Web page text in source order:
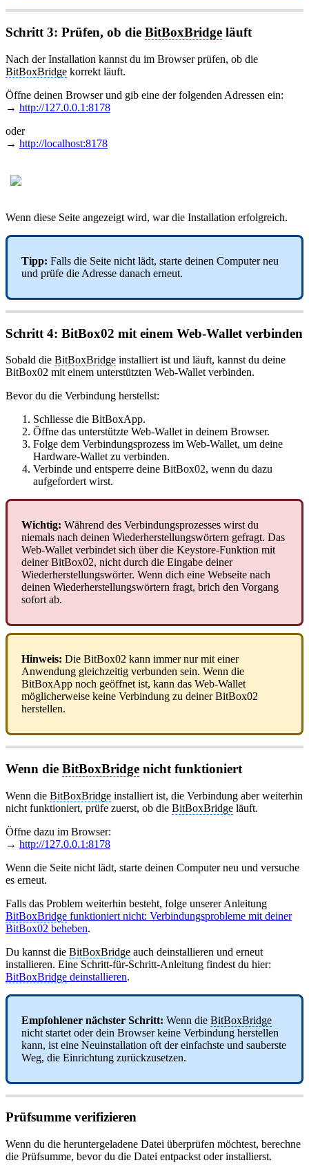
Schritt 3: Prüfen, ob die BitBoxBridge läuft
Nach der Installation kannst du im Browser prüfen, ob die
BitBoxBridge korrekt läuft.
Öffne deinen Browser und gib eine der folgenden Adressen ein:
→ http://127.0.0.1:8178
oder
→ http://localhost:8178
Wenn diese Seite angezeigt wird, war die Installation erfolgreich.
Tipp: Falls die Seite nicht lädt, starte deinen Computer neu
und prüfe die Adresse danach erneut.
Schritt 4: BitBox02 mit einem Web-Wallet verbinden
Sobald die BitBoxBridge installiert ist und läuft, kannst du deine
BitBox02 mit einem unterstützten Web-Wallet verbinden.
Bevor du die Verbindung herstellst:
Schliesse die BitBoxApp.
Öffne das unterstützte Web-Wallet in deinem Browser.
Folge dem Verbindungsprozess im Web-Wallet, um deine
Hardware-Wallet zu verbinden.
Verbinde und entsperre deine BitBox02, wenn du dazu
aufgefordert wirst.
Wichtig: Während des Verbindungsprozesses wirst du
niemals nach deinen Wiederherstellungswörtern gefragt. Das
Web-Wallet verbindet sich über die Keystore-Funktion mit
deiner BitBox02, nicht durch die Eingabe deiner
Wiederherstellungswörter. Wenn dich eine Webseite nach
deinen Wiederherstellungswörtern fragt, brich den Vorgang
sofort ab.
Hinweis: Die BitBox02 kann immer nur mit einer
Anwendung gleichzeitig verbunden sein. Wenn die
BitBoxApp noch geöffnet ist, kann das Web-Wallet
möglicherweise keine Verbindung zu deiner BitBox02
herstellen.
Wenn die BitBoxBridge nicht funktioniert
Wenn die BitBoxBridge installiert ist, die Verbindung aber weiterhin
nicht funktioniert, prüfe zuerst, ob die BitBoxBridge läuft.
Öffne dazu im Browser:
→ http://127.0.0.1:8178
Wenn die Seite nicht lädt, starte deinen Computer neu und versuche
es erneut.
Falls das Problem weiterhin besteht, folge unserer Anleitung
BitBoxBridge funktioniert nicht: Verbindungsprobleme mit deiner
BitBox02 beheben.
Du kannst die BitBoxBridge auch deinstallieren und erneut
installieren. Eine Schritt-für-Schritt-Anleitung findest du hier:
BitBoxBridge deinstallieren.
Empfohlener nächster Schritt: Wenn die BitBoxBridge
nicht startet oder dein Browser keine Verbindung herstellen
kann, ist eine Neuinstallation oft der einfachste und sauberste
Weg, die Einrichtung zurückzusetzen.
Prüfsumme verifizieren
Wenn du die heruntergeladene Datei überprüfen möchtest, berechne
die Prüfsumme, bevor du die Datei entpackst oder installierst.